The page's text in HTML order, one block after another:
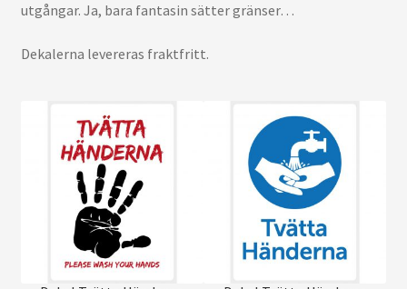
utgångar. Ja, bara fantasin sätter gränser…
Dekalerna levereras fraktfritt.